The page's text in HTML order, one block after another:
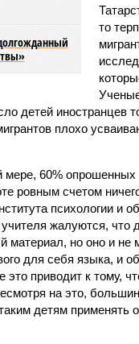
то
детей иностранцев
плохо
мере, 60% опрошенных
ровным счетом
психологии и
жалуются, что
материал, но оно и не
для себя языка, и
это приводит к тому,
на это,
детям применять